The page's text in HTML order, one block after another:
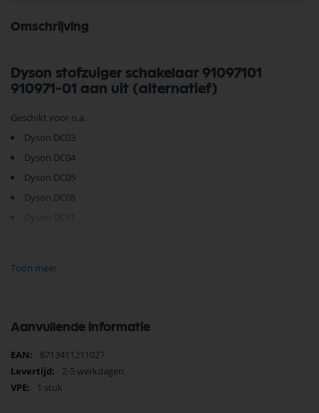
Omschrijving
Dyson stofzuiger schakelaar 91097101
910971-01 aan uit (alternatief)
Geschikt voor o.a.
Dyson DC03
Dyson DC04
Dyson DC05
Dyson DC08
Dyson DC22
Dyson DC23
Toon meer
Aanvullende informatie
Meer
informatie
8713411211027
2-5 werkdagen
1 stuk